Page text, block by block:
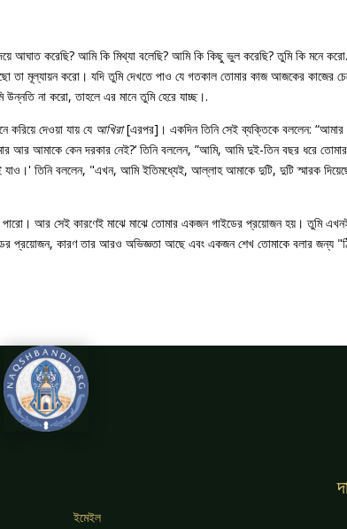
আঘাত করেছি? আমি কি মিথ্যা বলেছি? আমি কি কিছু ভুল করেছি? তুমি কি মনে
তা মূল্যায়ন করো। যদি তুমি দেখতে পাও যে গতকাল তোমার কাজ আজকের কাজের
না করো, তাহলে এর মানে তুমি হেরে যাচ্ছ।.
করিয়ে দেওয়া যায় যে আখিরা[এরপর]। একদিন তিনি সেই ব্যক্তিকে বললেন:
আর আমাকে কেন দরকার নেই?‘ তিনি বললেন, ”আমি, আমি দুই-তিন বছর ধরে
তিনি বললেন, "এখন, আমি ইতিমধ্যেই, আল্লাহ আমাকে দুটি, দুটি স্মারক
আর সেই কারণেই মাঝে মাঝে তোমার একজন গাইডের প্রয়োজন হয়। তুমি এখনই
প্রয়োজন, কারণ তার আরও অভিজ্ঞতা আছে এবং একজন শেখ তোমাকে বলার
ইমেইল